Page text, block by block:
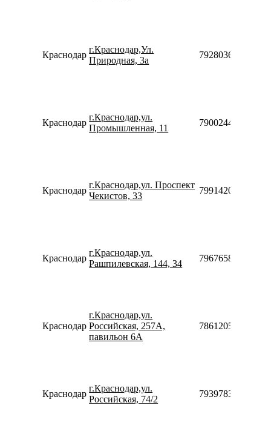
Краснодар
г.Краснодар,Ул.
Природная, 3а
79280368517
Краснодар
г.Краснодар,ул.
Промышленная, 11
79002440077
Краснодар
г.Краснодар,ул. Проспект
Чекистов, 33
79914205677
Краснодар
г.Краснодар,ул.
Рашпилевская, 144, 34
79676589990
Краснодар
г.Краснодар,ул.
Российская, 257A,
павильон 6А
786120502103
Краснодар
г.Краснодар,ул.
Российская, 74/2
79397839551